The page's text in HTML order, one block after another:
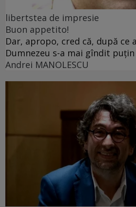
libertstea de impresie
Buon appetito!
Dar, apropo, cred că, după ce
Dumnezeu s-a mai gîndit
Andrei MANOLESCU